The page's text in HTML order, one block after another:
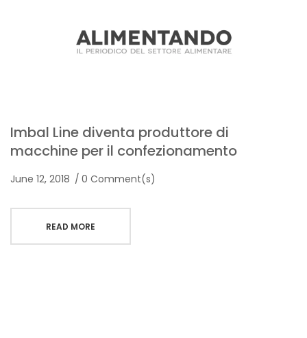
Imbal Line diventa produttore di
macchine per il confezionamento
June 12, 2018 0 Comment(s)
READ MORE